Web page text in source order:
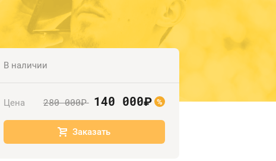
В наличии
Цена 280 000руб. 140 000руб. %
Заказать